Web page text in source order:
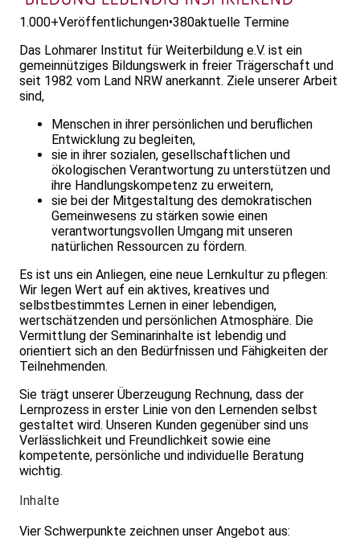
1.000+Veröffentlichungen•380aktuelle Termine
Das Lohmarer Institut für Weiterbildung e.V. ist ein
gemeinnütziges Bildungswerk in freier Trägerschaft und
seit 1982 vom Land NRW anerkannt. Ziele unserer Arbeit
sind,
Menschen in ihrer persönlichen und beruflichen
Entwicklung zu begleiten,
sie in ihrer sozialen, gesellschaftlichen und
ökologischen Verantwortung zu unterstützen und
ihre Handlungskompetenz zu erweitern,
sie bei der Mitgestaltung des demokratischen
Gemeinwesens zu stärken sowie einen
verantwortungsvollen Umgang mit unseren
natürlichen Ressourcen zu fördern.
Es ist uns ein Anliegen, eine neue Lernkultur zu pflegen:
Wir legen Wert auf ein aktives, kreatives und
selbstbestimmtes Lernen in einer leben­digen,
wertschätzenden und persönlichen Atmosphäre. Die
Vermittlung der Seminarinhalte ist lebendig und
orientiert sich an den Bedürfnissen und Fähigkeiten der
Teilnehmenden.
Sie trägt unserer Überzeugung Rechnung, dass der
Lernprozess in erster Linie von den Lernenden selbst
gestaltet wird. Unseren Kunden gegenüber sind uns
Verlässlichkeit und Freundlichkeit sowie eine
kompetente, persönliche und individuelle Beratung
wichtig.
Inhalte
Vier Schwerpunkte zeichnen unser Angebot aus: